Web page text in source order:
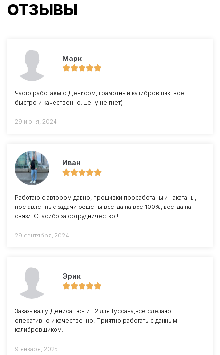
ОТЗЫВЫ
Марк
Часто работаем с Денисом, грамотный калибровщик, все
быстро и качественно. Цену не гнет)
29 июня, 2024
Иван
Работаю с автором давно, прошивки проработаны и накатаны,
поставленные задачи решены всегда на все 100%, всегда на
связи. Спасибо за сотрудничество !
29 сентября, 2024
Эрик
Заказывал у Дениса тюн и Е2 для Туссана,все сделано
оперативно и качественно! Приятно работать с данным
калибровщиком.
9 января, 2025